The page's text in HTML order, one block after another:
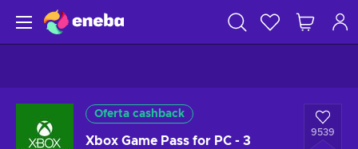
Oferta cashback
Xbox Game Pass for PC - 3
9539